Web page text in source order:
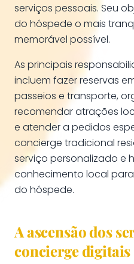
serviços pessoais. Seu
do hóspede o mais
memorável possível.
As principais
incluem fazer reservas
passeios e transporte,
recomendar atrações
e atender a pedidos
concierge tradicional
serviço personalizado e
conhecimento local
do hóspede.
A ascensão dos
concierge digitais